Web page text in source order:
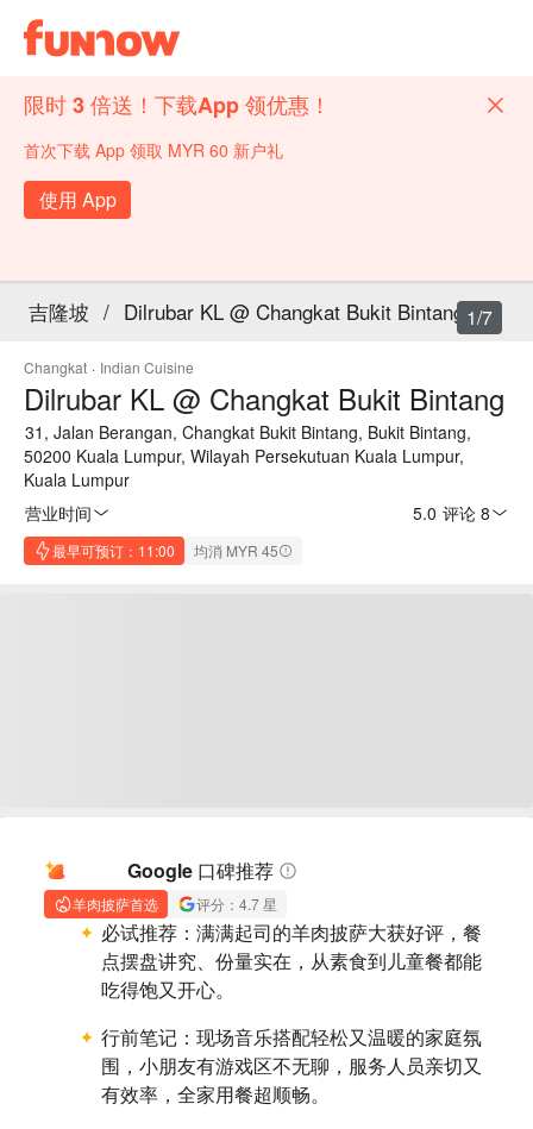
限时 3 倍送！下载App 领优惠！
首次下载 App 领取 MYR 60 新户礼
使用 App
吉隆坡 / Dilrubar KL @ Changkat Bukit Bintang
Changkat · Indian Cuisine
Dilrubar KL @ Changkat Bukit Bintang
31, Jalan Berangan, Changkat Bukit Bintang, Bukit Bintang,
50200 Kuala Lumpur, Wilayah Persekutuan Kuala Lumpur,
Kuala Lumpur
营业时间
5.0 评论 8
最早可预订：11:00 均消 MYR 45
1/7
Google 口碑推荐
羊肉披萨首选 评分：4.7 星
必试推荐： 满满起司的羊肉披萨大获好评，餐
点摆盘讲究、份量实在，从素食到儿童餐都能
吃得饱又开心。
行前笔记： 现场音乐搭配轻松又温暖的家庭氛
围，小朋友有游戏区不无聊，服务人员亲切又
有效率，全家用餐超顺畅。